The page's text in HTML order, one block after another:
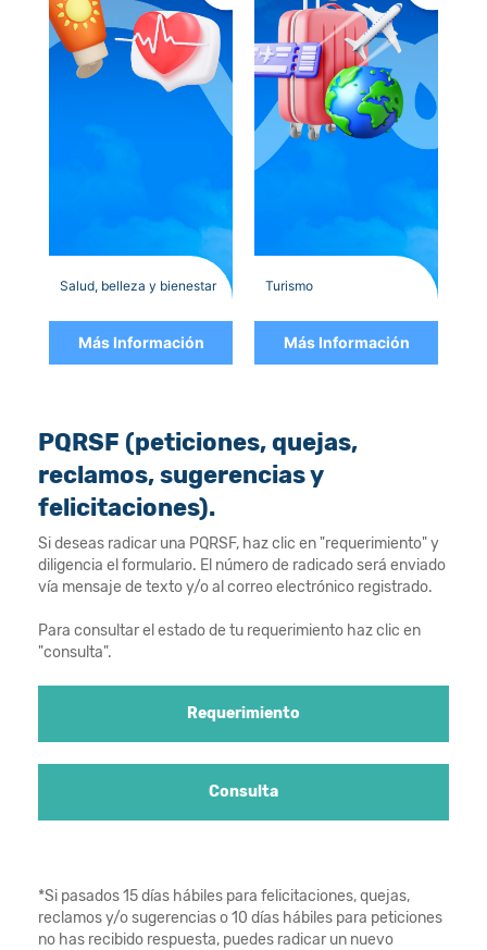
Salud, belleza y bienestar
Más Información
Turismo
Más Información
PQRSF (peticiones, quejas,
reclamos, sugerencias y
felicitaciones).
Si deseas radicar una PQRSF, haz clic en "requerimiento" y
diligencia el formulario. El número de radicado será enviado
vía mensaje de texto y/o al correo electrónico registrado.
Para consultar el estado de tu requerimiento haz clic en
"consulta".
Requerimiento
Consulta
*Si pasados 15 días hábiles para felicitaciones, quejas,
reclamos y/o sugerencias o 10 días hábiles para peticiones
no has recibido respuesta, puedes radicar un nuevo